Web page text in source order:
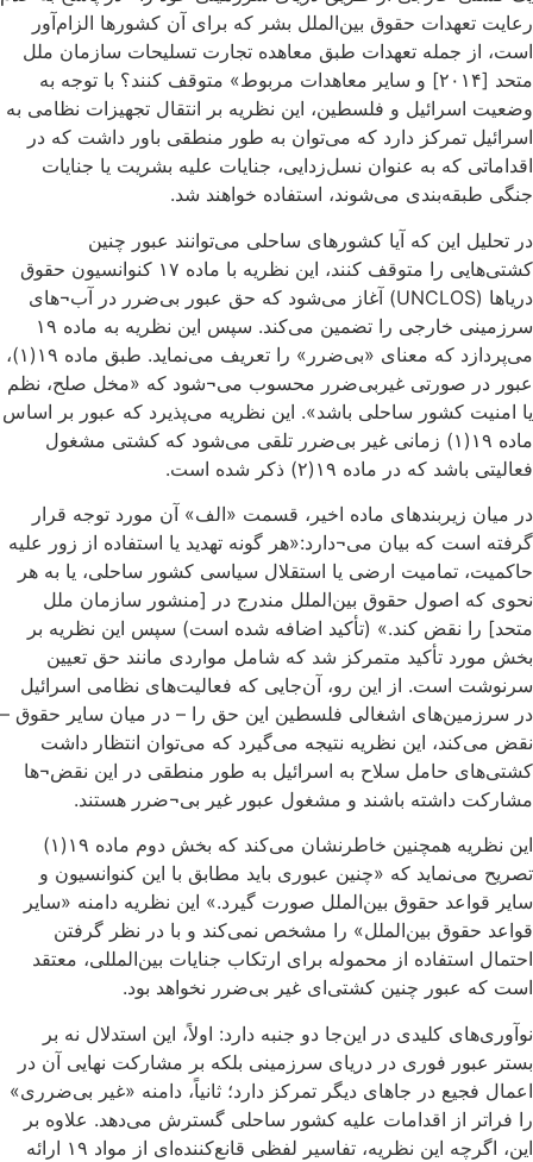
رعایت تعهدات حقوق بین‌الملل بشر که برای آن کشورها الزام‌آور
است، از جمله تعهدات طبق معاهده تجارت تسلیحات سازمان ملل
متحد [۲۰۱۴] و سایر معاهدات مربوط» متوقف کنند؟ با توجه به
وضعیت اسرائیل و فلسطین، این نظریه بر انتقال تجهیزات نظامی به
اسرائیل تمرکز دارد که می‌توان به طور منطقی باور داشت که در
اقداماتی که به عنوان نسل‌زدایی، جنایات علیه بشریت یا جنایات
جنگی طبقه‌بندی می‌شوند، استفاده خواهند شد.
در تحلیل این که آیا کشورهای ساحلی می‌توانند عبور چنین
کشتی‌هایی را متوقف کنند، این نظریه با ماده ۱۷ کنوانسیون حقوق
دریاها (UNCLOS) آغاز می‌شود که حق عبور بی‌ضرر در آب¬های
سرزمینی خارجی را تضمین می‌کند. سپس این نظریه به ماده ۱۹
می‌پردازد که معنای «بی‌ضرر» را تعریف می‌نماید. طبق ماده ۱۹(۱)،
عبور در صورتی غیربی‌ضرر محسوب می¬شود که «مخل صلح، نظم
یا امنیت کشور ساحلی باشد». این نظریه می‌پذیرد که عبور بر اساس
ماده ۱۹(۱) زمانی غیر بی‌ضرر تلقی می‌شود که کشتی مشغول
فعالیتی باشد که در ماده ۱۹(۲) ذکر شده است.
در میان زیربندهای ماده اخیر، قسمت «الف» آن مورد توجه قرار
گرفته است که بیان می¬دارد:«هر گونه تهدید یا استفاده از زور علیه
حاکمیت، تمامیت ارضی یا استقلال سیاسی کشور ساحلی، یا به هر
نحوی که اصول حقوق بین‌الملل مندرج در [منشور سازمان ملل
متحد] را نقض کند.» (تأکید اضافه شده است) سپس این نظریه بر
بخش مورد تأکید متمرکز شد که شامل مواردی مانند حق تعیین
سرنوشت است. از این رو، آن‌جایی که فعالیت‌های نظامی اسرائیل
در سرزمین‌های اشغالی فلسطین این حق را – در میان سایر حقوق –
نقض می‌کند، این نظریه نتیجه می‌گیرد که می‌توان انتظار داشت
کشتی‌های حامل سلاح به اسرائیل به طور منطقی در این نقض¬ها
مشارکت داشته باشند و مشغول عبور غیر بی¬ضرر هستند.
این نظریه همچنین خاطرنشان می‌کند که بخش دوم ماده ۱۹(۱)
تصریح می‌نماید که «چنین عبوری باید مطابق با این کنوانسیون و
سایر قواعد حقوق بین‌الملل صورت گیرد.» این نظریه دامنه «سایر
قواعد حقوق بین‌الملل» را مشخص نمی‌کند و با در نظر گرفتن
احتمال استفاده از محموله برای ارتکاب جنایات بین‌المللی، معتقد
است که عبور چنین کشتی‌ای غیر بی‌ضرر نخواهد بود.
نوآوری‌های کلیدی در این‌جا دو جنبه دارد: اولاً، این استدلال نه بر
بستر عبور فوری در دریای سرزمینی بلکه بر مشارکت نهایی آن در
اعمال فجیع در جاهای دیگر تمرکز دارد؛ ثانیاً، دامنه «غیر بی‌ضرری»
را فراتر از اقدامات علیه کشور ساحلی گسترش می‌دهد. علاوه بر
این، اگرچه این نظریه، تفاسیر لفظی قانع‌کننده‌ای از مواد ۱۹ ارائه